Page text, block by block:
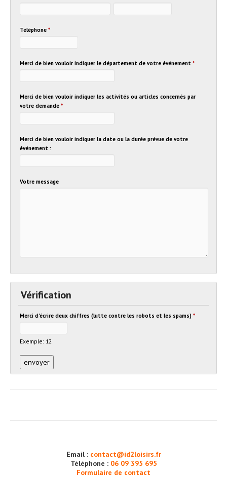
Téléphone *
Merci de bien vouloir indiquer le département de votre événement *
Merci de bien vouloir indiquer les activités ou articles concernés par
votre demande *
Merci de bien vouloir indiquer la date ou la durée prévue de votre
événement :
Votre message
Vérification
Merci d'écrire deux chiffres (lutte contre les robots et les spams) *
Exemple: 12
Email : contact@id2loisirs.fr
Téléphone : 06 09 395 695
Formulaire de contact